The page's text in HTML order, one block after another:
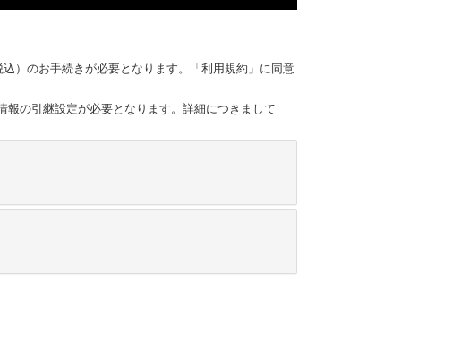
）のお手続きが必要となります。「利用規約」に同意
の引継設定が必要となります。詳細につきまして